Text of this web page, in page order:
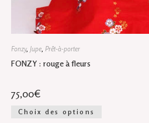
Fonzy, Jupe, Prêt-à-porter
FONZY : rouge à fleurs
75,00€
Choix des options